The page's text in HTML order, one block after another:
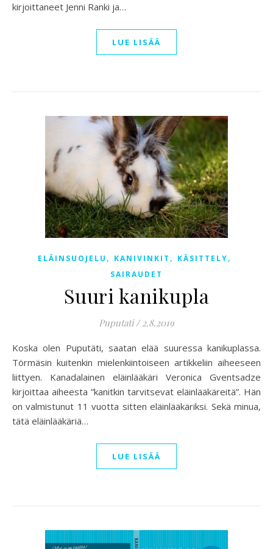
kirjoittaneet Jenni Ranki ja…
LUE LISÄÄ
ELÄINSUOJELU , KANIVINKIT , KÄSITTELY,
SAIRAUDET
Suuri kanikupla
Puputati / 2.8.2019
Koska olen Puputäti, saatan elää suuressa kanikuplassa.
Törmäsin kuitenkin mielenkiintoiseen artikkeliin aiheeseen
liittyen. Kanadalainen eläinlääkäri Veronica Gventsadze
kirjoittaa aiheesta ”kanitkin tarvitsevat eläinlääkäreitä”. Hän
on valmistunut 11 vuotta sitten eläinlääkäriksi. Sekä minua,
tätä eläinlääkäriä…
LUE LISÄÄ